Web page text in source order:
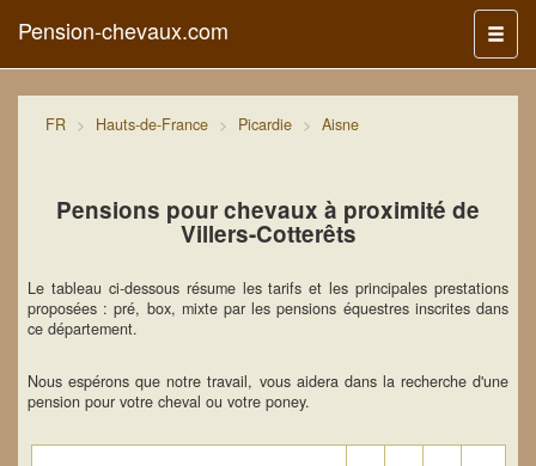
Menu
Pension-chevaux.com
FR Hauts-de-France Picardie Aisne
Pensions pour chevaux à proximité de
Villers-Cotterêts
Le tableau ci-dessous résume les tarifs et les principales prestations
proposées : pré, box, mixte par les pensions équestres inscrites dans
ce département.
Nous espérons que notre travail, vous aidera dans la recherche d'une
pension pour votre cheval ou votre poney.